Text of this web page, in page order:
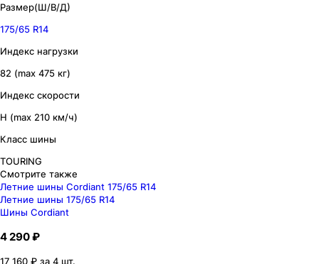
Размер(Ш/В/Д)
175/65 R14
Индекс нагрузки
82 (max 475 кг)
Индекс скорости
H (max 210 км/ч)
Класс шины
TOURING
Смотрите также
Летние шины Cordiant 175/65 R14
Летние шины 175/65 R14
Шины Cordiant
4 290 ₽
17 160 ₽ за 4 шт.